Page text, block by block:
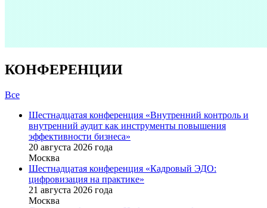
КОНФЕРЕНЦИИ
Все
Шестнадцатая конференция «Внутренний контроль и
внутренний аудит как инструменты повышения
эффективности бизнеса»
20 августа 2026 года
Москва
Шестнадцатая конференция «Кадровый ЭДО:
цифровизация на практике»
21 августа 2026 года
Москва